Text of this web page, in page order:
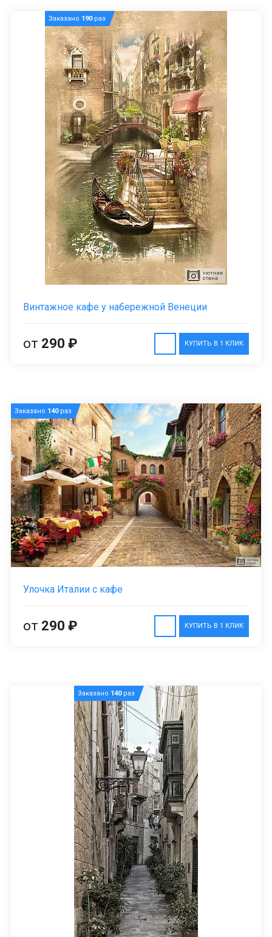
Заказано 190раз
Винтажное кафе у набережной Венеции
КУПИТЬ В 1 КЛИК
от 290 ₽
Заказано 140раз
Улочка Италии с кафе
КУПИТЬ В 1 КЛИК
от 290 ₽
Заказано 140раз